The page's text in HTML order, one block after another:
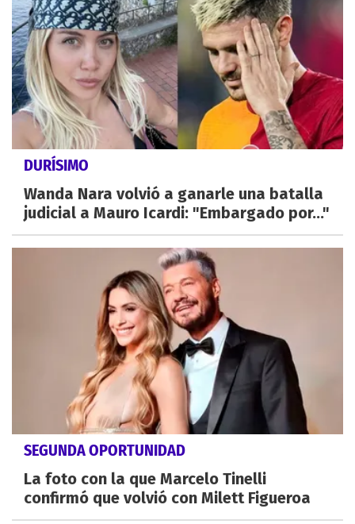
DURÍSIMO
Wanda Nara volvió a ganarle una batalla
judicial a Mauro Icardi: "Embargado por..."
SEGUNDA OPORTUNIDAD
La foto con la que Marcelo Tinelli
confirmó que volvió con Milett Figueroa